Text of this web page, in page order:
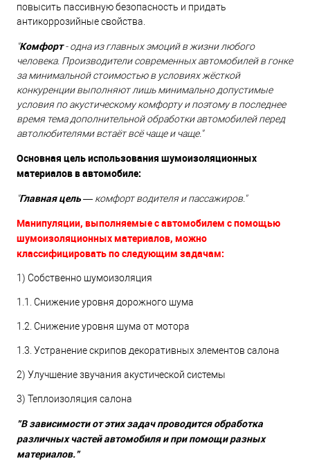
повысить пассивную безопасность и придать
антикоррозийные свойства.
"Комфорт- одна из главных эмоций в жизни любого
человека. Производители современных автомобилей в гонке
за минимальной стоимостью в условиях жёсткой
конкуренции выполняют лишь минимально допустимые
условия по акустическому комфорту и поэтому в последнее
время тема дополнительной обработки автомобилей перед
автолюбителями встаёт всё чаще и чаще."
Основная цель использования шумоизоляционных
материалов в автомобиле:
"Главная цель— комфорт водителя и пассажиров."
Манипуляции, выполняемые с автомобилем с помощью
шумоизоляционных материалов, можно
классифицировать по следующим задачам:
1) Собственно шумоизоляция
1.1. Снижение уровня дорожного шума
1.2. Снижение уровня шума от мотора
1.3. Устранение скрипов декоративных элементов салона
2) Улучшение звучания акустической системы
3) Теплоизоляция салона
"В зависимости от этих задач проводится обработка
различных частей автомобиля и при помощи разных
материалов."